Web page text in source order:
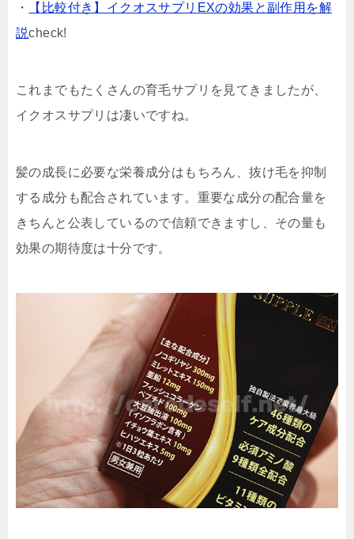
・
【比較付き】イクオスサプリEXの効果と副作用を解
説check!
これまでもたくさんの育毛サプリを見てきましたが、
イクオスサプリは凄いですね。
髪の成長に必要な栄養成分はもちろん、抜け毛を抑制
する成分も配合されています。重要な成分の配合量を
きちんと公表 しているので信頼できますし、その量も
効果の期待度は十分です。